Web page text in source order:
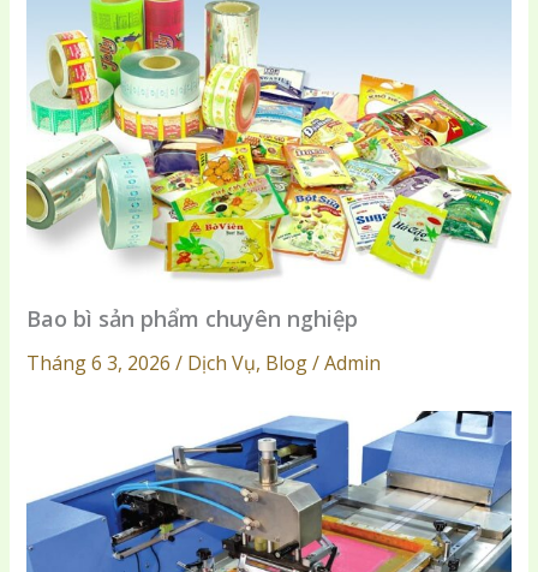
Bao bì sản phẩm chuyên nghiệp
Tháng 6 3, 2026 / Dịch Vụ, Blog / Admin